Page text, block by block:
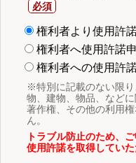
権利者より使用許
権利者へ使用許諾
権利者への使用許
※特別に記載のない限
物、建物、物品、など
著作権、その他の利用
ん。
トラブル防止のため、
使用許諾を取得してい